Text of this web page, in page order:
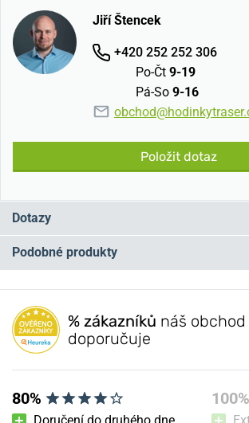
Jiří Štencek
+420 252 252 306
Po-Čt 9-19
Pá-So 9-16
Položit dotaz
Dotazy
Máte otázku? Zanechte
Přidat dotaz
Podobné produkty
% zákazníků náš obchod
doporučuje
80% 100%